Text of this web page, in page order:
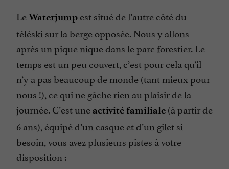
LeWaterjump est situé de l’autre côté du
téléski sur la berge opposée. Nous y allons
après un pique nique dans le parc forestier. Le
temps est un peu couvert, c’est pour cela qu’il
n’y a pas beaucoup de monde (tant mieux pour
nous !), ce qui ne gâche rien au plaisir de la
journée. C’est une activité familiale (à partir de
6 ans), équipé d’un casque et d’un gilet si
besoin, vous avez plusieurs pistes à votre
disposition :